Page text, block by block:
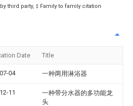
third party, ‡ Family to family citation
Date Title
04 一种两用淋浴器
11
一种带分水器的多功能龙
头